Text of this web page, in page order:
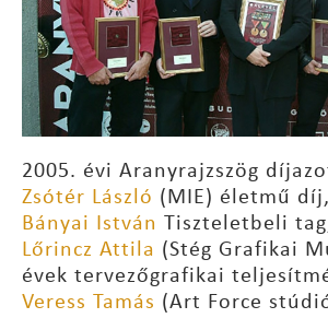
2005. évi Aranyrajzszög
Zsótér László (MIE) életmű díj,
Bányai István
Tiszteletbeli
Lőrincz Attila (Stég Grafikai
évek tervezőgrafikai
Veress Tamás (Art Force